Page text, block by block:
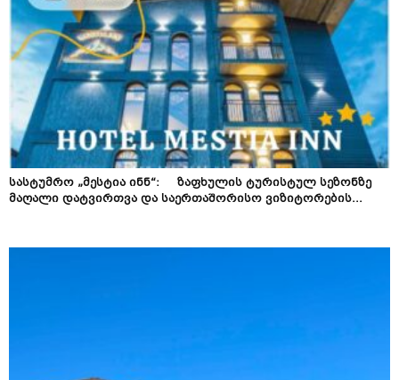
სასტუმრო „მესტია ინნ“: ზაფხულის ტურისტულ სეზონზე
მაღალი დატვირთვა და საერთაშორისო ვიზიტორების...